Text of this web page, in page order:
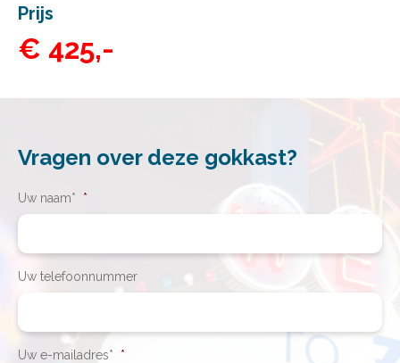
Prijs
€ 425,-
Vragen over deze gokkast?
Uw naam* *
Uw telefoonnummer
Uw e-mailadres* *